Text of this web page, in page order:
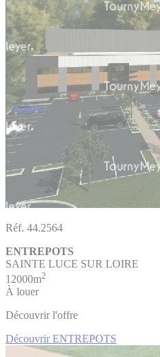
Réf. 44.2564
ENTREPOTS
SAINTE LUCE SUR LOIRE
12000m2
À louer
Découvrir l'offre
Découvrir ENTREPOTS